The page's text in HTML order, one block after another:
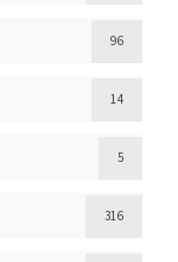
96
14
5
316